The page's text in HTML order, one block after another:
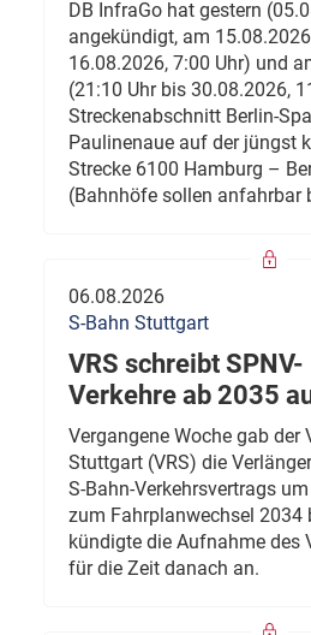
DB InfraGo hat gestern
angekündigt, am
16.08.2026, 7:00 Uhr) und
(21:10 Uhr bis 30.08.2026,
Streckenabschnitt Berlin-
Paulinenaue auf der jüngst
Strecke 6100 Hamburg –
(Bahnhöfe sollen anfahrbar
06.08.2026
S-Bahn Stuttgart
VRS schreibt SPNV-
Verkehre ab 2035
Vergangene Woche gab der
Stuttgart (VRS) die
S-Bahn-Verkehrsvertrags
zum Fahrplanwechsel 2034
kündigte die Aufnahme des
für die Zeit danach an.